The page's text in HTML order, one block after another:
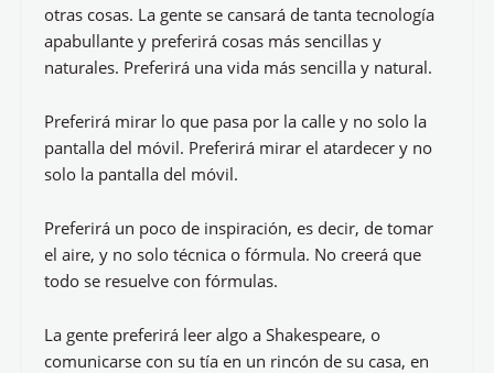
otras cosas. La gente se cansará de tanta tecnología
apabullante y preferirá cosas más sencillas y
naturales. Preferirá una vida más sencilla y natural.
Preferirá mirar lo que pasa por la calle y no solo la
pantalla del móvil. Preferirá mirar el atardecer y no
solo la pantalla del móvil.
Preferirá un poco de inspiración, es decir, de tomar
el aire, y no solo técnica o fórmula. No creerá que
todo se resuelve con fórmulas.
La gente preferirá leer algo a Shakespeare, o
comunicarse con su tía en un rincón de su casa, en